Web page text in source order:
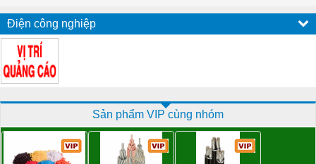
Điện công nghiệp
Sản phẩm VIP cùng nhóm